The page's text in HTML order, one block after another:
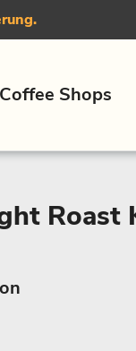
Shops
Roast